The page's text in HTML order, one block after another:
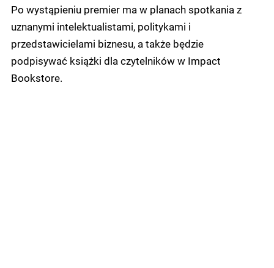
Po wystąpieniu premier ma w planach spotkania z
uznanymi intelektualistami, politykami i
przedstawicielami biznesu, a także będzie
podpisywać książki dla czytelników w Impact
Bookstore.